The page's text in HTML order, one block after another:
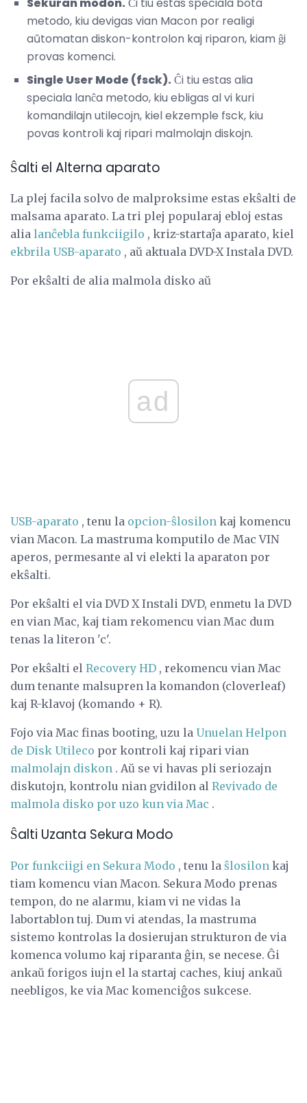
metodo, kiu devigas vian Macon por realigi
aŭtomatan diskon-kontrolon kaj riparon, kiam ĝi
provas komenci.
Single User Mode (fsck). Ĉi tiu estas alia
speciala lanĉa metodo, kiu ebligas al vi kuri
komandilajn utilecojn, kiel ekzemple fsck, kiu
povas kontroli kaj ripari malmolajn diskojn.
Ŝalti el Alterna aparato
La plej facila solvo de malproksime estas ekŝalti de
malsama aparato. La tri plej popularaj ebloj estas
alia lanĉebla funkciigilo , kriz-startaĵa aparato, kiel
ekbrila USB-aparato , aŭ aktuala DVD-X Instala DVD.
Por ekŝalti de alia malmola disko aŭ
ad
USB-aparato , tenu la opcion-ŝlosilon kaj komencu
vian Macon. La mastruma komputilo de Mac VIN
aperos, permesante al vi elekti la aparaton por
ekŝalti.
Por ekŝalti el via DVD X Instali DVD, enmetu la DVD
en vian Mac, kaj tiam rekomencu vian Mac dum
tenas la literon 'c'.
Por ekŝalti el Recovery HD , rekomencu vian Mac
dum tenante malsupren la komandon (cloverleaf)
kaj R-klavoj (komando + R).
Fojo via Mac finas booting, uzu la Unuelan Helpon
de Disk Utileco por kontroli kaj ripari vian
malmolajn diskon . Aŭ se vi havas pli seriozajn
diskutojn, kontrolu nian gvidilon al Revivado de
malmola disko por uzo kun via Mac .
Ŝalti Uzanta Sekura Modo
Por funkciigi en Sekura Modo , tenu la ŝlosilon kaj
tiam komencu vian Macon. Sekura Modo prenas
tempon, do ne alarmu, kiam vi ne vidas la
labortablon tuj. Dum vi atendas, la mastruma
sistemo kontrolas la dosierujan strukturon de via
komenca volumo kaj riparanta ĝin, se necese. Ĝi
ankaŭ forigos iujn el la startaj caches, kiuj ankaŭ
neebligos, ke via Mac komenciĝos sukcese.